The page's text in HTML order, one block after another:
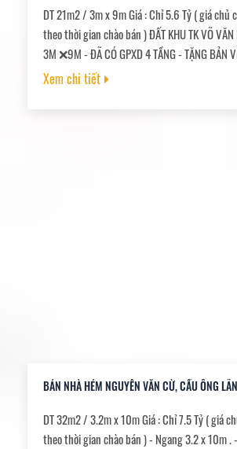
DT 21m2 / 3m x 9m Giá : Chỉ 5.6 Tỷ ( giá chủ
theo thời gian chào bán ) ĐẤT KHU TK VÕ VĂN
3M ❌9M - ĐÃ CÓ GPXD 4 TẦNG - TẶNG BẢN
3M THÔNG TỨ TUNG
Xem chi tiết
BÁN NHÀ HẺM NGUYỄN VĂN CỪ, CẦU ÔNG
DT 32m2 / 3.2m x 10m Giá : Chỉ 7.5 Tỷ ( giá
theo thời gian chào bán ) - Ngang 3.2 x 10m .